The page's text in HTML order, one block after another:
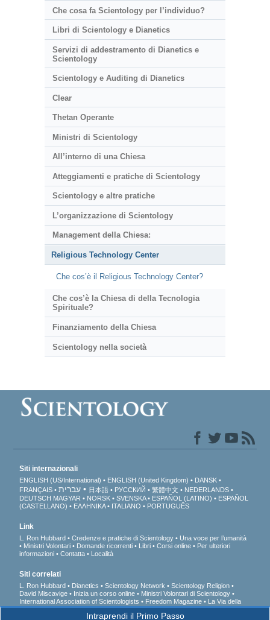
Che cosa fa Scientology per l’individuo?
Libri di Scientology e Dianetics
Servizi di addestramento di Dianetics e
Scientology
Scientology e Auditing di Dianetics
Clear
Thetan Operante
Ministri di Scientology
All’interno di una Chiesa
Atteggiamenti e pratiche di Scientology
Scientology e altre pratiche
L’organizzazione di Scientology
Management della Chiesa:
Religious Technology Center
Che cos’è il Religious Technology Center?
Che cos’è la Chiesa di della Tecnologia
Spirituale?
Finanziamento della Chiesa
Scientology nella società
Intraprendi il Primo Passo
Siti internazionali
ENGLISH (US/International) ENGLISH (United Kingdom)
DANSK
FRANÇAIS
עברית 日本語 РУССКИЙ 繁體中文
NEDERLANDS
DEUTSCH MAGYAR NORSK SVENSKA ESPAÑOL (LATINO)
ESPAÑOL
(CASTELLANO)
ΕΛΛΗΝΙΚA ITALIANO PORTUGUÊS
Link
L. Ron Hubbard Credenze e pratiche di Scientology
Una voce per l’umanità
Ministri Volontari
Domande ricorrenti Libri Corsi online
Per ulteriori
informazioni
Contatta Località
Siti correlati
L. Ron Hubbard Dianetics Scientology Network
Scientology Religion
David Miscavige
Inizia un corso online
Ministri Volontari di Scientology
International Association of Scientologists
Freedom Magazine
La Via della
Felicità
A sostegno di un mondo libero dalla droga
Uniti per i Diritti Umani
Gioventù per i Diritti Umani
Comitato dei Cittadini per i Diritti Umani